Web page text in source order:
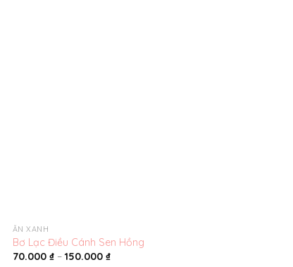
ĂN XANH
Bơ Lạc Điều Cánh Sen Hồng
70.000 ₫–150.000 ₫